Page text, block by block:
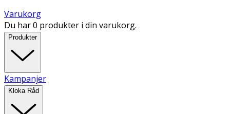
Varukorg
Du har 0 produkter i din varukorg.
Produkter
Kampanjer
Kloka Råd